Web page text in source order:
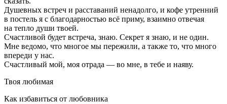
Душевных встреч и расставаний ненадолго, и кофе утренний
в постель я с благодарностью всё приму, взаимно отвечая
на тепло души твоей.
Счастливой будет встреча, знаю. Секрет я знаю, и не один.
Мне ведомо, что многое мы пережили, а также то, что много
впереди у нас.
Счастливый мой, моя отрада — во мне, в тебе и наяву.
Твоя любимая
Как избавиться от любовника